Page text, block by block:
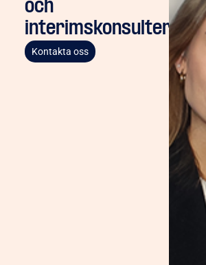
och
interimskonsulter
Kontakta oss